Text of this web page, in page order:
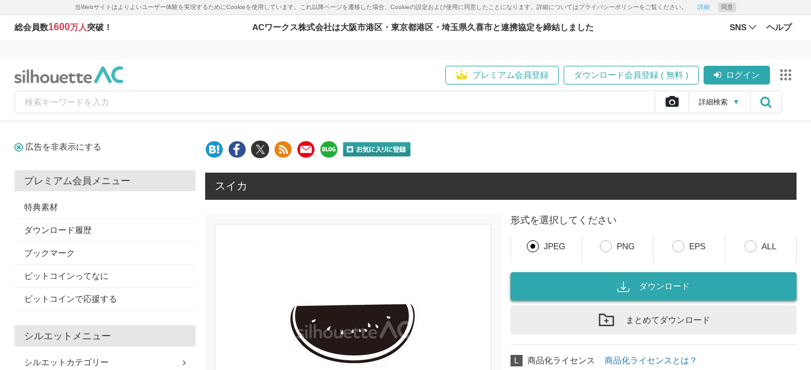
当Webサイトはよりよいユーザー体験を実現するためにCookieを使用しています。これ以降ページを遷移した場合、Cookieの設定および使用に同意したことになります。詳細についてはプライバシーポリシーをご覧ください。 詳細 同意
総会員数1600万人突破！ ACワークス株式会社は大阪市港区・東京都港区・埼玉県久喜市と連携協定を締結しました SNS ヘルプ
プレミアム会員登録 ダウンロード会員登録 ( 無料 ) ログイン
詳細検索 ▼
広告を非表示にする
プレミアム会員メニュー
特典素材
ダウンロード履歴
ブックマーク
ビットコインってなに
ビットコインで応援する
シルエットメニュー
シルエットカテゴリー
スイカ
形式を選択してください
JPEG PNG EPS ALL
ダウンロード
まとめてダウンロード
L 商品化ライセンス 商品化ライセンスとは？